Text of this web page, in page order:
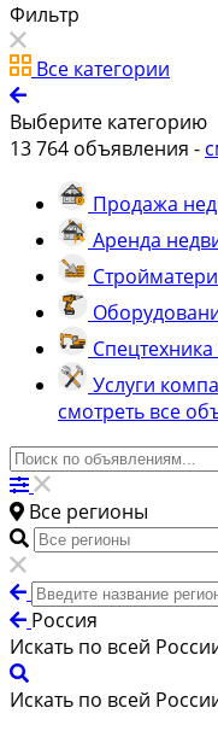
Фильтр
Все категории
Выберите категорию
13 764 объявления -
Продажа
Аренда
Услуги
смотреть все
Все регионы
Россия
Искать по всей
Искать по всей